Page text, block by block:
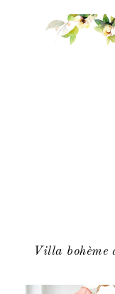
Villa bohème